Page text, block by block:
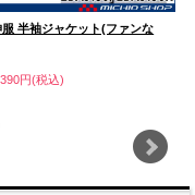
服 半袖ジャケット(ファンな
円(税込)